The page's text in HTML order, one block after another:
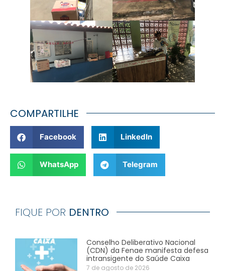
COMPARTILHE
Facebook LinkedIn
WhatsApp Telegram
FIQUE POR DENTRO
Conselho Deliberativo Nacional
(CDN) da Fenae manifesta defesa
intransigente do Saúde Caixa
7 de agosto de 2026